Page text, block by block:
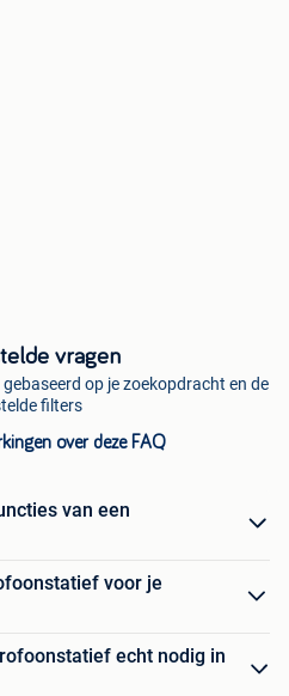
vragen
op je zoekopdracht en de
filters
over deze FAQ
van een
voor je
echt nodig in